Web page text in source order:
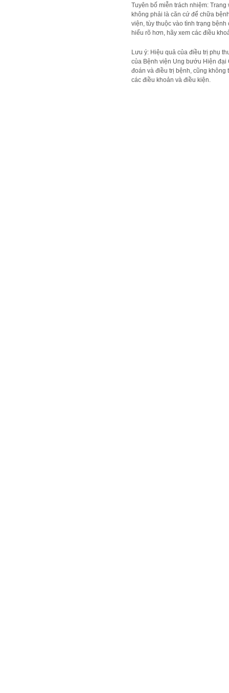
Tuyên bố miễn trách nhiệm:
không phải là căn cứ để chữa
viện, tùy thuộc vào tình trạng
hiểu rõ hơn, hãy xem các điều
Lưu ý: Hiệu quả của điều trị phụ
của Bệnh viện Ung bướu Hiện đại
đoán và điều trị bệnh, cũng không
các điều khoản và điều kiện.